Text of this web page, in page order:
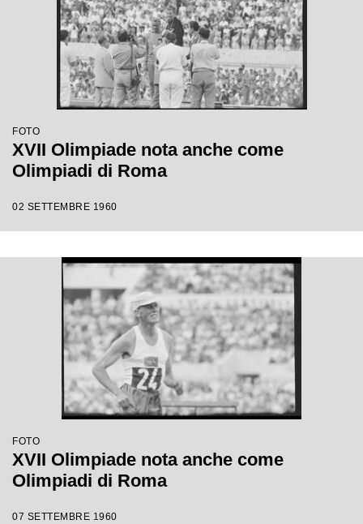
FOTO
XVII Olimpiade nota anche come
Olimpiadi di Roma
02 SETTEMBRE 1960
FOTO
XVII Olimpiade nota anche come
Olimpiadi di Roma
07 SETTEMBRE 1960